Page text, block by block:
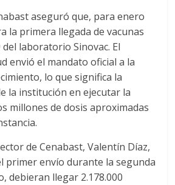
aseguró que, para enero
la primera llegada de vacunas
laboratorio Sinovac. El
envió el mandato oficial a la
lo que significa la
la institución en ejecutar la
millones de dosis aproximadas
de Cenabast, Valentín Díaz,
primer envío durante la segunda
debieran llegar 2.178.000